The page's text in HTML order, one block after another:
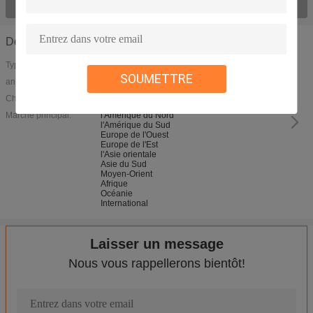
SOUMETTRE
Détails de la société
Type d'entreprise:
année de création:
Chiffre d'affaires:
Marché principal:
l'Amérique du Nord
l'Amérique du Sud
Europe de l'Ouest
Europe de l'Est
l'Asie orientale
Asie du Sud
Moyen-Orient
Afrique
Océanie
International
Laisser un message
Nous vous rappellerons bientôt!
Dureté élevée d'humeur ronde en aluminium du plat 3A21/3105